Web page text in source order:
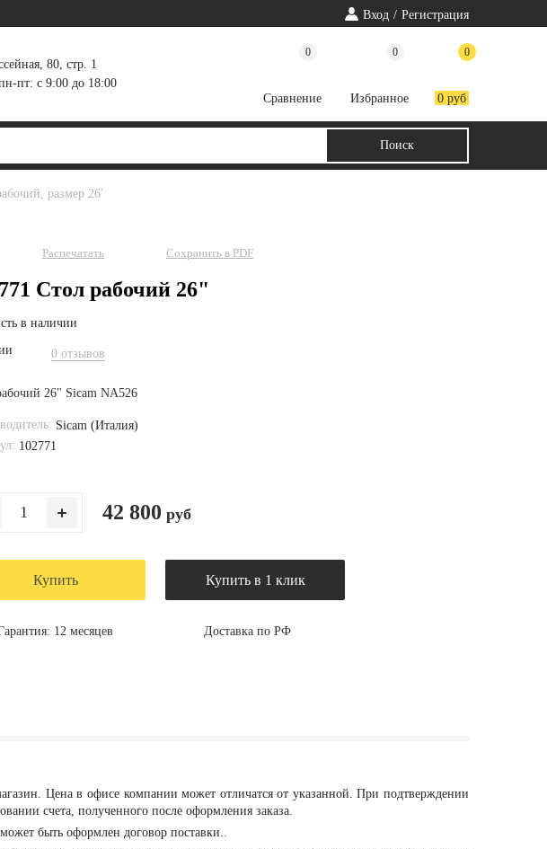
Вход / Регистрация
80, стр. 1
пт: с 9:00 до 18:00
0
Cравнение
0
Избранное
0
0 руб
размер 26'
Распечатать Сохранить в PDF
Стол рабочий 26"
в наличии
0 отзывов
26" Sicam NA526
Sicam (Италия)
102771
42 800 руб
Купить Купить в 1 клик
12 месяцев Доставка по РФ
Цена в офисе компании может отличатся от указанной. При подтверждении
счета, полученного после оформления заказа.
быть оформлен договор поставки..